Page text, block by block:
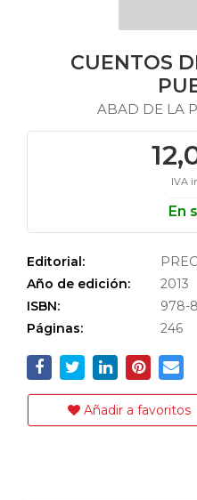
CUENTOS
ABAD DE LA
IVA
En
Editorial:
Año de edición:
2013
ISBN:
978-
Páginas:
246
Añadir a favoritos